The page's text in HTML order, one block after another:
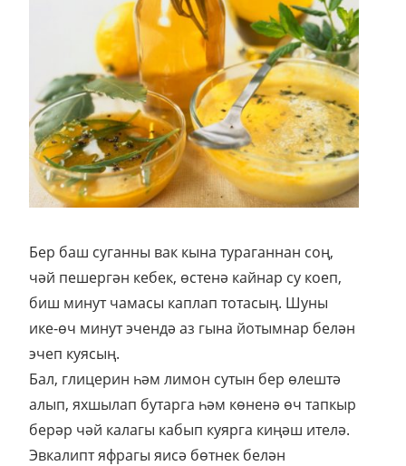
Бер баш суганны вак кына тураганнан соң,
чәй пешергән кебек, өстенә кайнар су коеп,
биш минут чамасы каплап тотасың. Шуны
ике-өч минут эчендә аз гына йотымнар белән
эчеп куясың.
Бал, глицерин һәм лимон сутын бер өлештә
алып, яхшылап бутарга һәм көненә өч тапкыр
берәр чәй калагы кабып куярга киңәш ителә.
Эвкалипт яфрагы яисә бөтнек белән